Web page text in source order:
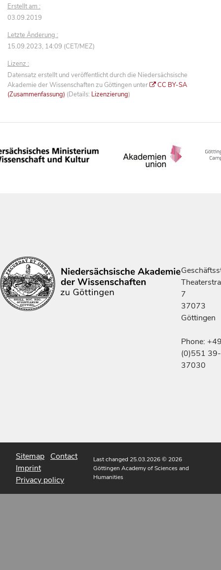
Erstellt am :
03.09.2019
Letzte Änderung :
15.09.2023, 14:09 (CET/MEZ)
Lizenz :
Datensatz erstellt und veröffentlicht durch die Niedersächsische
Akademie der Wissenschaften zu Göttingen unter
CC BY-SA
(Zusammenfassung) (Details: Lizenzierung)
7
37073
Göttingen
Phone:
(0)551 39-
37030
Sitemap Contact
Imprint
Privacy policy
Last changed 25.03.2026© 2026
Göttingen Academy of Sciences and
Humanities